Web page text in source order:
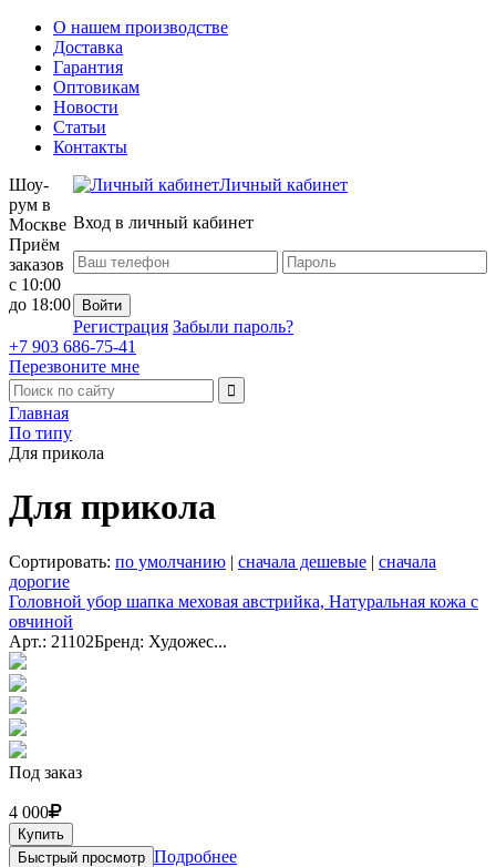
О нашем производстве
Доставка
Гарантия
Оптовикам
Новости
Статьи
Контакты
Личный кабинет
Вход в личный кабинет
Регистрация Забыли пароль?
Шоу-
рум в
Москве
Приём
заказов
с 10:00
до 18:00
+7 903 686-75-41
Перезвоните мне
Главная
По типу
Для прикола
Для прикола
Сортировать: по умолчанию | сначала дешевые | сначала
дорогие
Головной убор шапка меховая австрийка, Натуральная кожа с
овчиной
Арт.: 21102Бренд: Художес...
Под заказ
4 000
Купить
Быстрый просмотр Подробнее